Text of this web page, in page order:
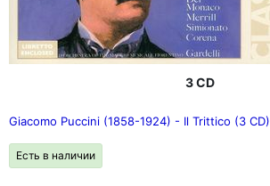
3 CD
Giacomo Puccini (1858-1924) - Il Trittico (3 CD)
Есть в наличии